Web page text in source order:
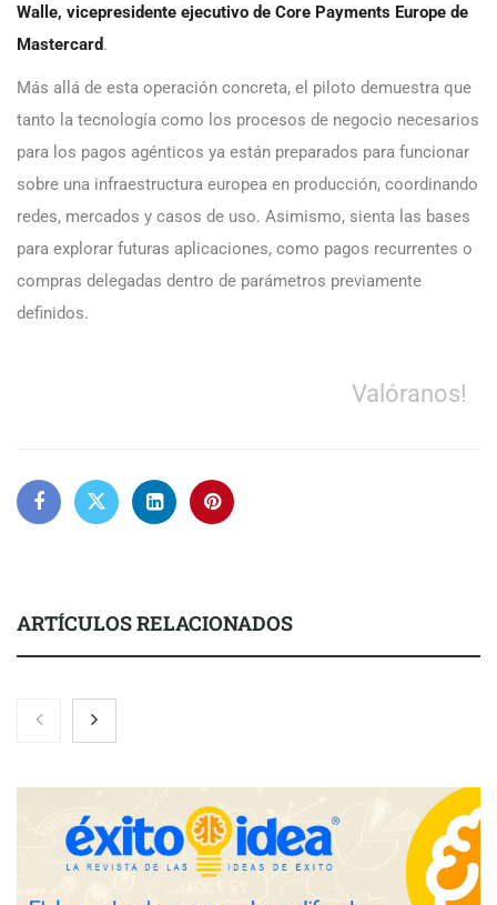
Walle, vicepresidente ejecutivo de Core Payments Europe de
Mastercard.
Más allá de esta operación concreta, el piloto demuestra que
tanto la tecnología como los procesos de negocio necesarios
para los pagos agénticos ya están preparados para funcionar
sobre una infraestructura europea en producción, coordinando
redes, mercados y casos de uso. Asimismo, sienta las bases
para explorar futuras aplicaciones, como pagos recurrentes o
compras delegadas dentro de parámetros previamente
definidos.
Valóranos!
ARTÍCULOS RELACIONADOS
Eulalia Roig lanza ‘The Journal’, una revista digital mensual de
entrevistas y fotografía editorial